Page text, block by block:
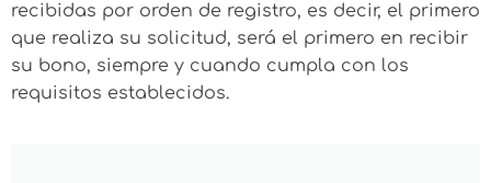
recibidas por orden de registro, es decir, el primero
que realiza su solicitud, será el primero en recibir
su bono, siempre y cuando cumpla con los
requisitos establecidos.